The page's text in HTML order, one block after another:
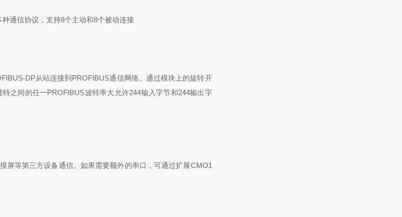
种通信协议，支持8个主动和8个被动连接
DP从站连接到 PROFIBUS通信网络。通过模块上的旋转开
特之间的任一PROFIBUS波特率大允许244输入字节和244输出字
屏等第三方设备通信。如果需要额外的串口，可通过扩展CMO1